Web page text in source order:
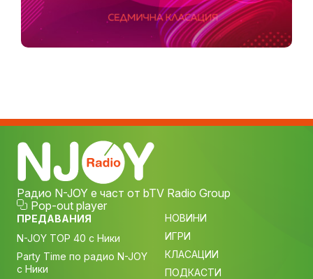
Радио N-JOY е част от bTV Radio Group
Pop-out player
ПРЕДАВАНИЯ
N-JOY TOP 40 с Ники
Party Time по радио N-JOY
с Ники
НОВИНИ
ИГРИ
КЛАСАЦИИ
ПОДКАСТИ